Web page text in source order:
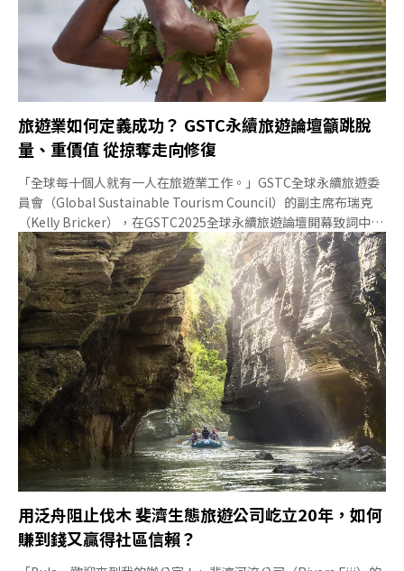
旅遊業如何定義成功？ GSTC永續旅遊論壇籲跳脫
量、重價值 從掠奪走向修復
「全球每十個人就有一人在旅遊業工作。」GSTC全球永續旅遊委
員會（Global Sustainable Tourism Council）的副主席布瑞克
（Kelly Bricker），在GSTC2025全球永續旅遊論壇開幕致詞中表
示，旅遊業已全面復甦，規模甚至超越疫情前；但布瑞克提出反
思：衡量觀光發展是否成功，不應只看到遊客人數或經濟數字的成
長，而應回歸思考更深層的價值，例如：健康的珊瑚礁、具備韌性
的社區，以及能夠蓬勃發展、非勉強求存的文化，「我們應重塑旅
遊業的角色，讓旅遊業成為修復的行動，而不是一個掠奪性的產
業」。〈重新定義旅行：以人與地球為本的旅遊〉由GSTC與
CWP（Content With Purpose，公司名字的直譯為「有目標的內
容」）合作製作，集結六大洲27國／地區實踐永續旅遊故事。影片
來源：GSTC提供 GSTC2025全球永續旅遊論壇今年在斐濟舉辦，
8月5日至8日間，來自
用泛舟阻止伐木 斐濟生態旅遊公司屹立20年，如何
賺到錢又贏得社區信賴？